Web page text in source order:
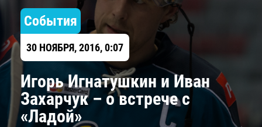
События
30 НОЯБРЯ, 2016, 0:07
Игорь Игнатушкин и Иван
Захарчук – о встрече с
«Ладой»